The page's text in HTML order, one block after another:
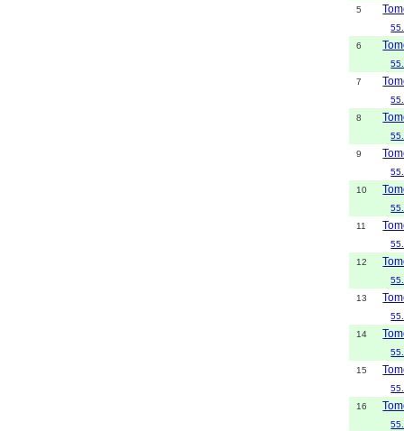
5
6
7
8
9
10
11
12
13
14
15
16